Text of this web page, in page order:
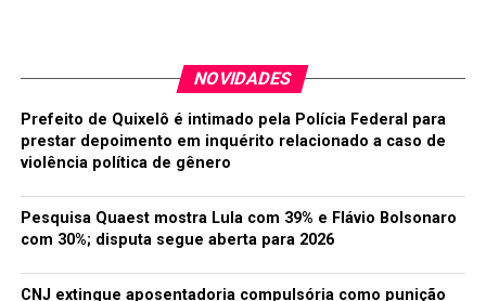
NOVIDADES
Prefeito de Quixelô é intimado pela Polícia Federal para
prestar depoimento em inquérito relacionado a caso de
violência política de gênero
Pesquisa Quaest mostra Lula com 39% e Flávio Bolsonaro
com 30%; disputa segue aberta para 2026
CNJ extingue aposentadoria compulsória como punição